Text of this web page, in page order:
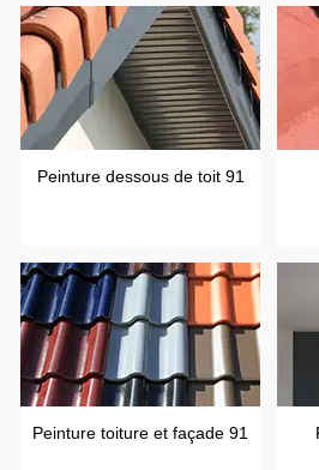
Peinture dessous de toit 91
Peinture toiture et façade 91